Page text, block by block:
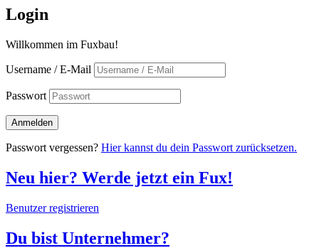
Login
Willkommen im Fuxbau!
Username / E-Mail
Passwort
Passwort vergessen? Hier kannst du dein Passwort zurücksetzen.
Neu hier? Werde jetzt ein Fux!
Benutzer registrieren
Du bist Unternehmer?